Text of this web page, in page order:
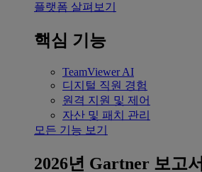
플랫폼 살펴보기
핵심 기능
TeamViewer AI
디지털 직원 경험
원격 지원 및 제어
자산 및 패치 관리
모든 기능 보기
2026년 Gartner 보고서